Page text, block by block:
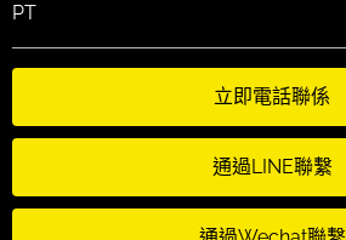
PT
立即電話聯係
通過LINE聯繫